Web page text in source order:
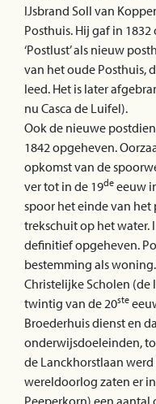
IJsbrand Soll van
Posthuis. Hij gaf in
‘Postlust’ als nieuw
van het oude Posthuis,
leed. Het is later
nu Casca de Luifel).
Ook de nieuwe
1842 opgeheven.
opkomst van de
ver tot in de 19de eeuw
spoor het einde van
trekschuit op het water.
definitief opgeheven.
bestemming als
Christelijke Scholen (de
twintig van de 20ste
Broederhuis dienst en
onderwijsdoeleinden,
de Lanckhorstlaan
wereldoorlog zaten er
Peeperkorn) een aantal